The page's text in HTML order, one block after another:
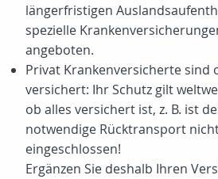
längerfristigen
spezielle
angeboten.
Privat Krankenversicherte sind
versichert: Ihr Schutz gilt
ob alles versichert ist, z. B. ist
notwendige Rücktransport
eingeschlossen!
Ergänzen Sie deshalb Ihren